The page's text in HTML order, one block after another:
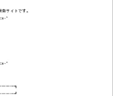
計士インタビュー
・施工代理店募集